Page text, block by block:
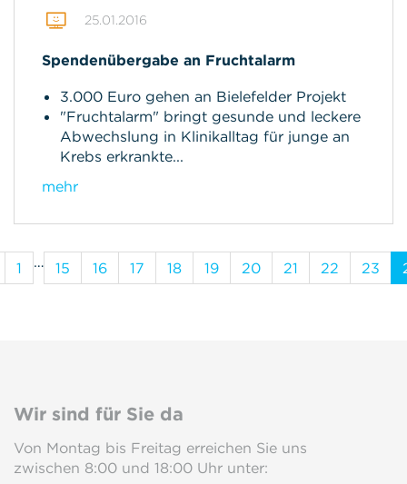
25.01.2016
Spendenübergabe an Fruchtalarm
3.000 Euro gehen an Bielefelder Projekt
"Fruchtalarm" bringt gesunde und leckere
Abwechslung in Klinikalltag für junge an
Krebs erkrankte...
mehr
1 … 15 16 17 18 19 20 21 22 23
Wir sind für Sie da
Von Montag bis Freitag erreichen Sie uns
zwischen 8:00 und 18:00 Uhr unter: